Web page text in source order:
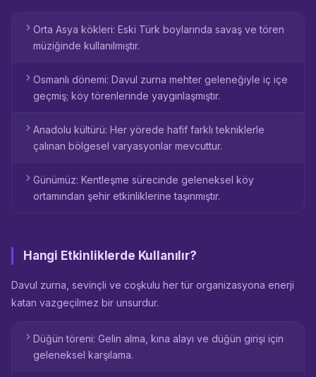
Orta Asya kökleri: Eski Türk boylarında savaş ve tören
müziğinde kullanılmıştır.
Osmanlı dönemi: Davul zurna mehter geleneğiyle iç içe
geçmiş; köy törenlerinde yaygınlaşmıştır.
Anadolu kültürü: Her yörede hafif farklı tekniklerle
çalınan bölgesel varyasyonlar mevcuttur.
Günümüz: Kentleşme sürecinde geleneksel köy
ortamından şehir etkinliklerine taşınmıştır.
Hangi Etkinliklerde Kullanılır?
Davul zurna, sevinçli ve coşkulu her tür organizasyona enerji
katan vazgeçilmez bir unsurdur.
Düğün töreni: Gelin alma, kına alayı ve düğün girişi için
geleneksel karşılama.